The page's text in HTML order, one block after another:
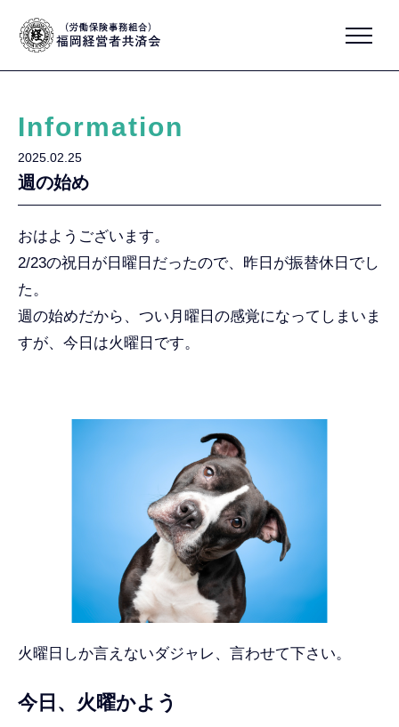
Information
2025.02.25
週の始め
おはようございます。
2/23の祝日が日曜日だったので、昨日が振替休日でし
た。
週の始めだから、つい月曜日の感覚になってしまいま
すが、今日は火曜日です。
火曜日しか言えないダジャレ、言わせて下さい。
今日、火曜かよう